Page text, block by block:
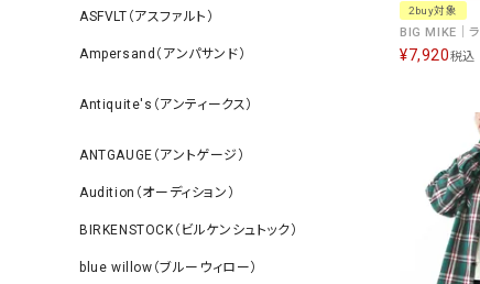
ASFVLT（アスファルト）
Ampersand（アンパサンド）
Antiquite's（アンティークス）
ANTGAUGE（アントゲージ）
Audition（オーディション）
BIRKENSTOCK（ビルケンシュトック）
blue willow（ブルーウィロー）
2buy対象
¥7,920税込